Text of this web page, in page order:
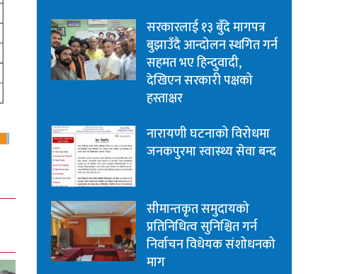
सरकारलाई १३ बुँदे मागपत्र
बुझाउँदै आन्दोलन स्थगित गर्न
सहमत भए हिन्दुवादी,
देखिएन सरकारी पक्षको
हस्ताक्षर
नारायणी घटनाको विरोधमा
जनकपुरमा स्वास्थ्य सेवा बन्द
सीमान्तकृत समुदायको
प्रतिनिधित्व सुनिश्चित गर्न
निर्वाचन विधेयक संशोधनको
माग